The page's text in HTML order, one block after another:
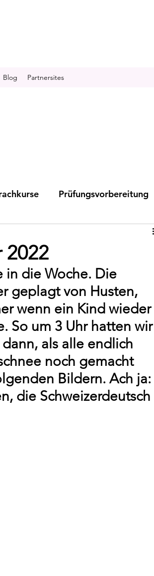
Blog Partnersites
Prüfungsvorbereitung
2022
in die Woche. Die
geplagt von Husten,
wenn ein Kind wieder
So um 3 Uhr hatten wir
als alle endlich
noch gemacht
Bildern. Ach ja:
die Schweizerdeutsch